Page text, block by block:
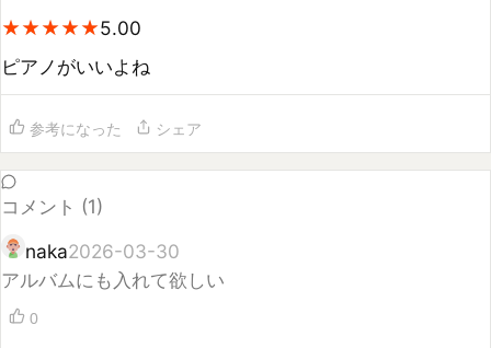
ピアノがいいよね
参考になった シェア
アルバムにも入れて欲しい
0
コメントするには